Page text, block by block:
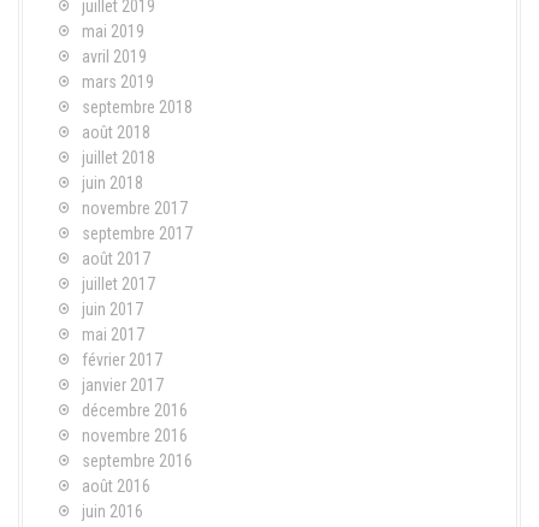
juillet 2019
mai 2019
avril 2019
mars 2019
septembre 2018
août 2018
juillet 2018
juin 2018
novembre 2017
septembre 2017
août 2017
juillet 2017
juin 2017
mai 2017
février 2017
janvier 2017
décembre 2016
novembre 2016
septembre 2016
août 2016
juin 2016